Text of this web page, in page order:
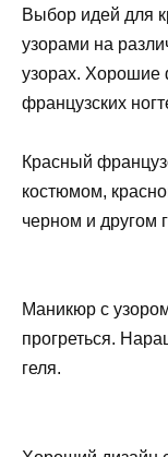
Выбор идей для
узорами на
узорах. Хорошие
французских
Красный
костюмом,
черном и другом
Маникюр с
прогреться.
геля.